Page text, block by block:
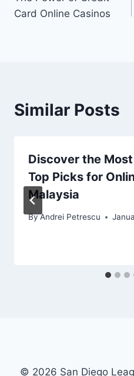
Card Online Casinos
Similar Posts
Discover the
Top Picks for
Malaysia
ByAndrei Petrescu
© 2026 San Diego